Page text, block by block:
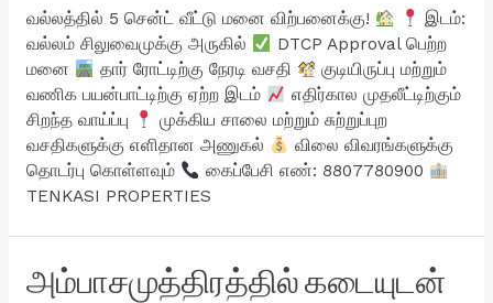
வல்லத்தில் 5 சென்ட் வீட்டு மனை விற்பனைக்கு!
இடம்:
வல்லம் சிலுவைமுக்கு அருகில்
DTCP Approval பெற்ற
மனை
தார் ரோட்டிற்கு நேரடி வசதி
குடியிருப்பு மற்றும்
வணிக பயன்பாட்டிற்கு ஏற்ற இடம்
எதிர்கால முதலீட்டிற்கும்
சிறந்த வாய்ப்பு
முக்கிய சாலை மற்றும் சுற்றுப்புற
வசதிகளுக்கு எளிதான அணுகல்
விலை விவரங்களுக்கு
தொடர்பு கொள்ளவும்
கைப்பேசி எண்: 8807780900
TENKASI PROPERTIES
அம்பாசமுத்திரத்தில் கடையுடன்